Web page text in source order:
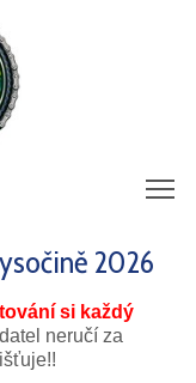
2026
si každý
neručí za